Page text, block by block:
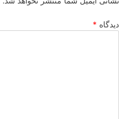
دیدگاه *